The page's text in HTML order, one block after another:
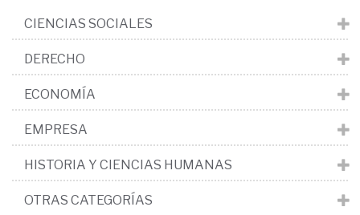
CIENCIAS SOCIALES
DERECHO
ECONOMÍA
EMPRESA
HISTORIA Y CIENCIAS HUMANAS
OTRAS CATEGORÍAS